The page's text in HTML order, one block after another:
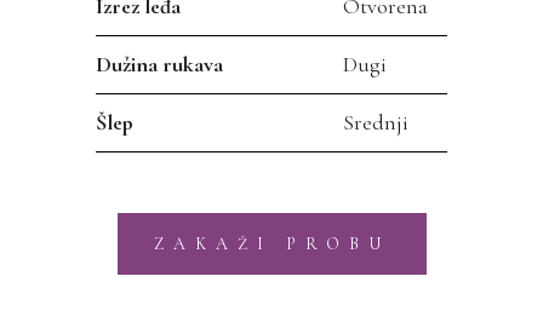
Izrez leđa Otvorena
Dužina rukava Dugi
Šlep Srednji
ZAKAŽI PROBU